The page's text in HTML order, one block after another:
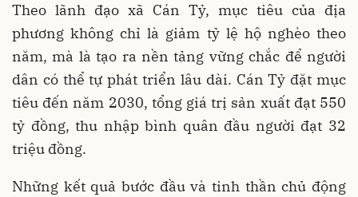
Theo lãnh đạo xã Cán Tỷ, mục tiêu của địa
phương không chỉ là giảm tỷ lệ hộ nghèo theo
năm, mà là tạo ra nền tảng vững chắc để người
dân có thể tự phát triển lâu dài. Cán Tỷ đặt mục
tiêu đến năm 2030, tổng giá trị sản xuất đạt 550
tỷ đồng, thu nhập bình quân đầu người đạt 32
triệu đồng.
Những kết quả bước đầu và tinh thần chủ động